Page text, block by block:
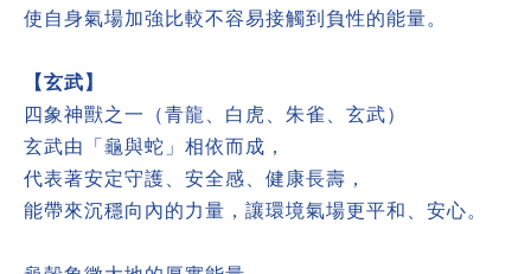
使自身氣場加強比較不容易接觸到負性的能量。
【玄武】
四象神獸之一（青龍、白虎、朱雀、玄武）
玄武由「龜與蛇」相依而成，
代表著安定守護、安全感、健康長壽，
能帶來沉穩向內的力量，讓環境氣場更平和、安心。